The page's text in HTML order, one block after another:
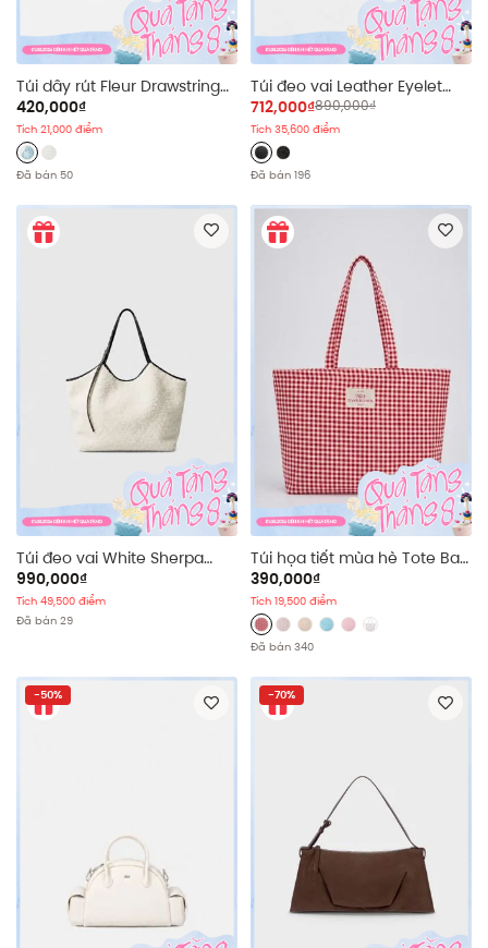
Túi dây rút Fleur Drawstring
Hand Bag nhiều màu
420,000₫
Tích 21,000 điểm
Đã bán 50
Túi đeo vai Leather Eyelet
Strap Shoulder Bag nhiều
màu
712,000₫890,000₫
Tích 35,600 điểm
Đã bán 196
Túi đeo vai White Sherpa
Shoulder Bag
990,000₫
Tích 49,500 điểm
Đã bán 29
Túi họa tiết mùa hè Tote Bag
nhiều màu
390,000₫
Tích 19,500 điểm
Đã bán 340
-50% -70%